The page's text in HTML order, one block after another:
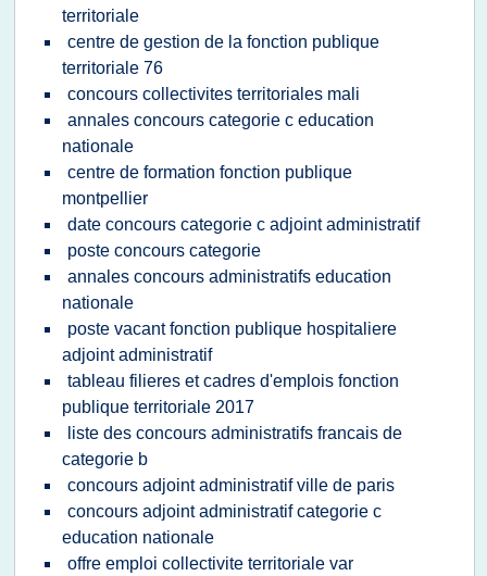
territoriale
centre de gestion de la fonction publique
territoriale 76
concours collectivites territoriales mali
annales concours categorie c education
nationale
centre de formation fonction publique
montpellier
date concours categorie c adjoint administratif
poste concours categorie
annales concours administratifs education
nationale
poste vacant fonction publique hospitaliere
adjoint administratif
tableau filieres et cadres d'emplois fonction
publique territoriale 2017
liste des concours administratifs francais de
categorie b
concours adjoint administratif ville de paris
concours adjoint administratif categorie c
education nationale
offre emploi collectivite territoriale var